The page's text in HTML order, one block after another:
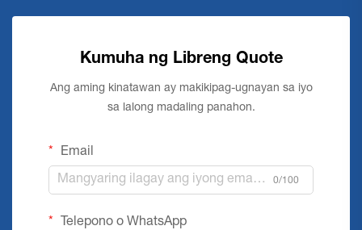
Kumuha ng Libreng Quote
Ang aming kinatawan ay makikipag-ugnayan sa iyo
sa lalong madaling panahon.
Email
0/100
Telepono o WhatsApp